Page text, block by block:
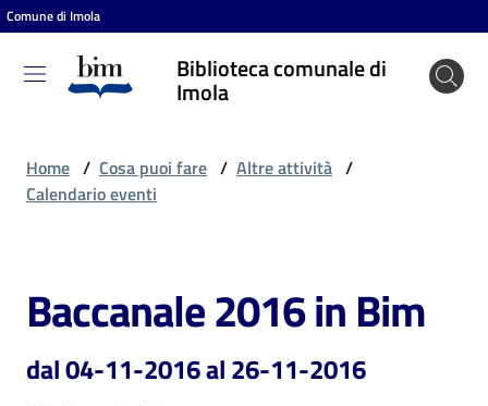
Vai al contenuto
Vai alla navigazione
Vai al footer
Comune di Imola
Biblioteca comunale di
Imola
Biblioteca
comunale
Cosa
puoi
fare
Home / Cosa puoi fare / Altre attività /
Calendario eventi
Salta al contenuto
Baccanale 2016 in Bim
dal 04-11-2016 al 26-11-2016